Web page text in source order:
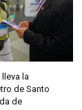
la
de Santo
de